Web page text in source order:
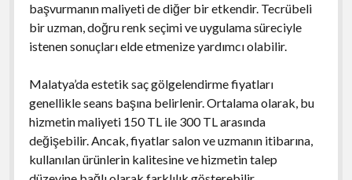
başvurmanın maliyeti de diğer bir etkendir. Tecrübeli
bir uzman, doğru renk seçimi ve uygulama süreciyle
istenen sonuçları elde etmenize yardımcı olabilir.
Malatya’da estetik saç gölgelendirme fiyatları
genellikle seans başına belirlenir. Ortalama olarak, bu
hizmetin maliyeti 150 TL ile 300 TL arasında
değişebilir. Ancak, fiyatlar salon ve uzmanın itibarına,
kullanılan ürünlerin kalitesine ve hizmetin talep